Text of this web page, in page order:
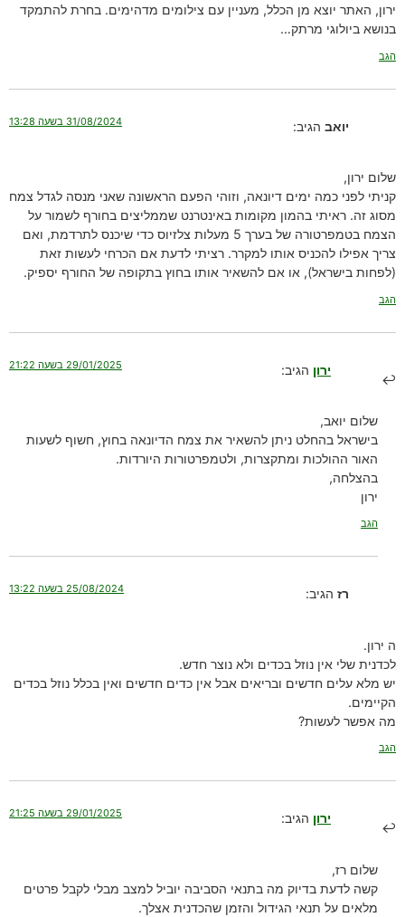
ירון, האתר יוצא מן הכלל, מעניין עם צילומים מדהימים. בחרת להתמקד
בנושא ביולוגי מרתק…
הגב
יואב הגיב: 31/08/2024 בשעה 13:28
שלום ירון,
קניתי לפני כמה ימים דיונאה, וזוהי הפעם הראשונה שאני מנסה לגדל צמח
מסוג זה. ראיתי בהמון מקומות באינטרנט שממליצים בחורף לשמור על
הצמח בטמפרטורה של בערך 5 מעלות צלזיוס כדי שיכנס לתרדמת, ואם
צריך אפילו להכניס אותו למקרר. רציתי לדעת אם הכרחי לעשות זאת
(לפחות בישראל), או אם להשאיר אותו בחוץ בתקופה של החורף יספיק.
הגב
ירון הגיב: 29/01/2025 בשעה 21:22
שלום יואב,
בישראל בהחלט ניתן להשאיר את צמח הדיונאה בחוץ, חשוף לשעות
האור ההולכות ומתקצרות, ולטמפרטורות היורדות.
בהצלחה,
ירון
הגב
רז הגיב: 25/08/2024 בשעה 13:22
ה ירון.
לכדנית שלי אין נוזל בכדים ולא נוצר חדש.
יש מלא עלים חדשים ובריאים אבל אין כדים חדשים ואין בכלל נוזל בכדים
הקיימים.
מה אפשר לעשות?
הגב
ירון הגיב: 29/01/2025 בשעה 21:25
שלום רז,
קשה לדעת בדיוק מה בתנאי הסביבה יוביל למצב מבלי לקבל פרטים
מלאים על תנאי הגידול והזמן שהכדנית אצלך.